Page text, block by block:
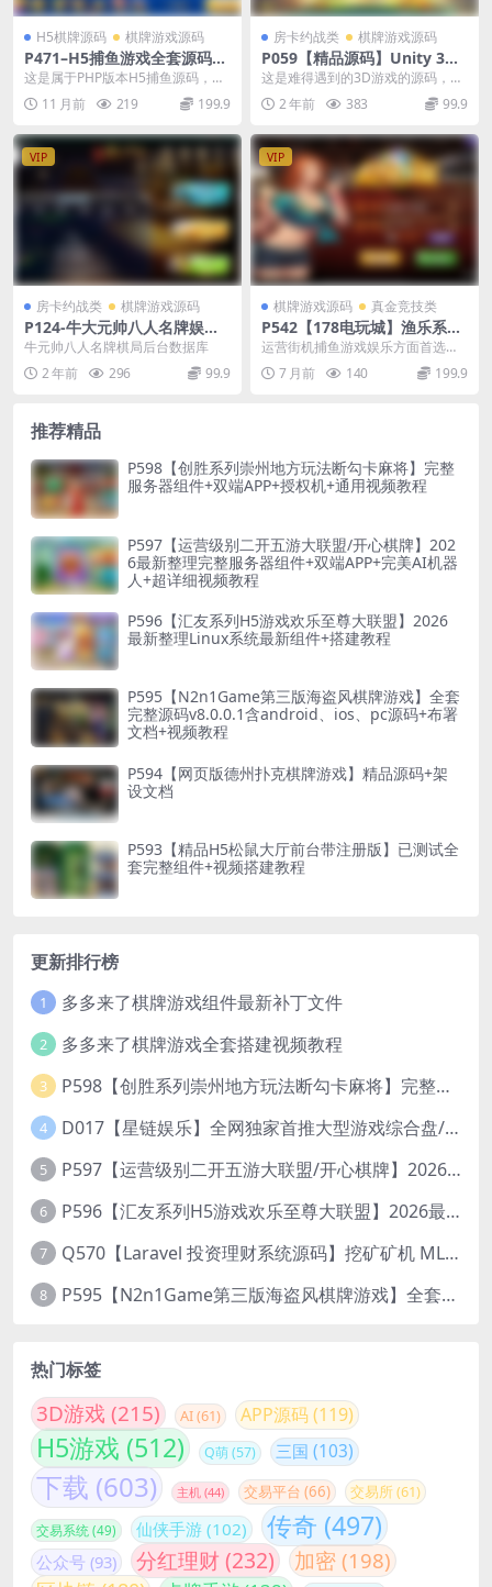
H5棋牌源码 棋牌游戏源码
P471–H5捕鱼游戏全套源码带
架设视频教程
这是属于PHP版本H5捕鱼源码，专
业为一比一捕鱼设计出来的游戏平
台，源码完整无误...
11 月前 219 199.9
房卡约战类 棋牌游戏源码
P059【精品源码】Unity 3D
房卡麻将合集(手机端+服务器
这是难得遇到的3D游戏的源码，但
此类源码过于高深，站长末搭建测
试，小白绕行，大神...
2 年前 383 99.9
VIP
房卡约战类 棋牌游戏源码
P124-牛大元帅八人名牌娱乐
游戏源码/完整数据库和后台
牛元帅八人名牌棋局后台数据库
2 年前
296 99.9
VIP
棋牌游戏源码 真金竞技类
P542【178电玩城】渔乐系列
游戏源码/三套UI可选+安卓苹
果双端APP
运营街机捕鱼游戏娱乐方面首选，
后台功能完美，控制端强大，UI设
计简洁，178电玩...
7 月前 140 199.9
推荐精品
P598【创胜系列崇州地方玩法断勾卡麻将】完整
服务器组件+双端APP+授权机+通用视频教程
P597【运营级别二开五游大联盟/开心棋牌】202
6最新整理完整服务器组件+双端APP+完美AI机器
人+超详细视频教程
P596【汇友系列H5游戏欢乐至尊大联盟】2026
最新整理Linux系统最新组件+搭建教程
P595【N2n1Game第三版海盗风棋牌游戏】全套
完整源码v8.0.0.1含android、ios、pc源码+布署
文档+视频教程
P594【网页版德州扑克棋牌游戏】精品源码+架
设文档
P593【精品H5松鼠大厅前台带注册版】已测试全
套完整组件+视频搭建教程
更新排行榜
1 多多来了棋牌游戏组件最新补丁文件
2 多多来了棋牌游戏全套搭建视频教程
3 P598【创胜系列崇州地方玩法断勾卡麻将】完整服务器组件+双端APP+授权机+通用视频教程
4 D017【星链娱乐】全网独家首推大型游戏综合盘/体育/PG/电竟/电玩大型综合体
5 P597【运营级别二开五游大联盟/开心棋牌】2026最新整理完整服务器组件+双端APP+完美AI机器人+超详细视频教程
6 P596【汇友系列H5游戏欢乐至尊大联盟】2026最新整理Linux系统最新组件+搭建教程
7 Q570【Laravel 投资理财系统源码】挖矿矿机 MLM分销 带后台
8 P595【N2n1Game第三版海盗风棋牌游戏】全套完整源码v8.0.0.1含android、ios、pc源码+布署文档+视频教程
热门标签
3D游戏 (215) AI(61) APP源码(119)
H5游戏 (512) Q萌(57) 三国 (103)
下载 (603) 主机 (44) 交易平台 (66) 交易所(61)
交易系统(49) 仙侠手游 (102) 传奇 (497)
公众号 (93) 分红理财 (232) 加密 (198)